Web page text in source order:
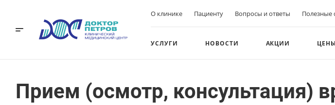
О клинике Пациенту Вопросы и ответы Полезные
УСЛУГИ НОВОСТИ АКЦИИ ЦЕНЫ
Прием (осмотр, консультация)